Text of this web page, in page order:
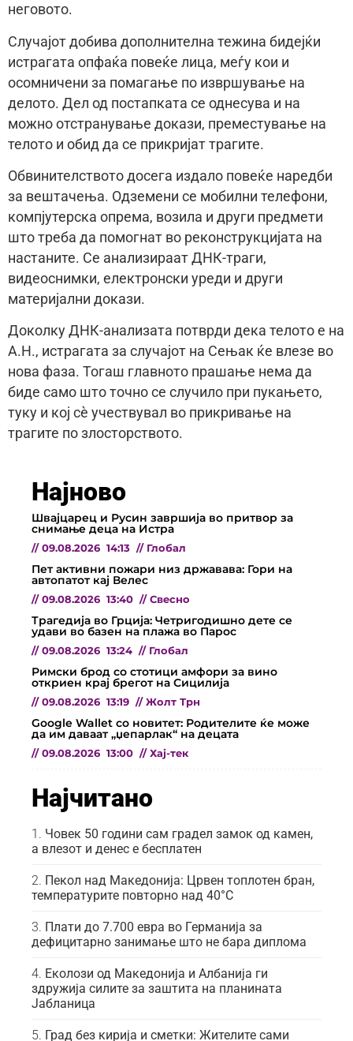
неговото.
Случајот добива дополнителна тежина бидејќи
истрагата опфаќа повеќе лица, меѓу кои и
осомничени за помагање по извршување на
делото. Дел од постапката се однесува и на
можно отстранување докази, преместување на
телото и обид да се прикријат трагите.
Обвинителството досега издало повеќе наредби
за вештачења. Одземени се мобилни телефони,
компјутерска опрема, возила и други предмети
што треба да помогнат во реконструкцијата на
настаните. Се анализираат ДНК-траги,
видеоснимки, електронски уреди и други
материјални докази.
Доколку ДНК-анализата потврди дека телото е на
А.Н., истрагата за случајот на Сењак ќе влезе во
нова фаза. Тогаш главното прашање нема да
биде само што точно се случило при пукањето,
туку и кој сè учествувал во прикривање на
трагите по злосторството.
Најново
Швајцарец и Русин завршија во притвор за
снимање деца на Истра
// 09.08.2026 14:13 // Глобал
Пет активни пожари низ државава: Гори на
автопатот кај Велес
// 09.08.2026 13:40 // Свесно
Трагедија во Грција: Четригодишно дете се
удави во базен на плажа во Парос
// 09.08.2026 13:24 // Глобал
Римски брод со стотици амфори за вино
откриен крај брегот на Сицилија
// 09.08.2026 13:19 // Жолт Трн
Google Wallet со новитет: Родителите ќе може
да им даваат „џепарлак“ на децата
// 09.08.2026 13:00 // Хај-тек
Најчитано
Човек 50 години сам градел замок од камен,
а влезот и денес е бесплатен
Пекол над Македонија: Црвен топлотен бран,
температурите повторно над 40°C
Плати до 7.700 евра во Германија за
дефицитарно занимање што не бара диплома
Еколози од Македонија и Албанија ги
здружија силите за заштита на планината
Јабланица
Град без кирија и сметки: Жителите сами